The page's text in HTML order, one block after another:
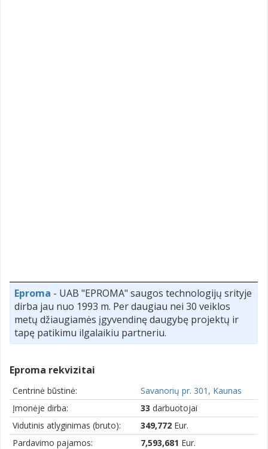
Eproma - UAB "EPROMA" saugos technologijų srityje
dirba jau nuo 1993 m. Per daugiau nei 30 veiklos
metų džiaugiamės įgyvendinę daugybę projektų ir
tapę patikimu ilgalaikiu partneriu.
Eproma rekvizitai
Centrinė būstinė:
Savanorių pr. 301, Kaunas
Įmonėje dirba:
33 darbuotojai
Vidutinis atlyginimas (bruto):
349,772 Eur.
Pardavimo pajamos:
7,593,681 Eur.